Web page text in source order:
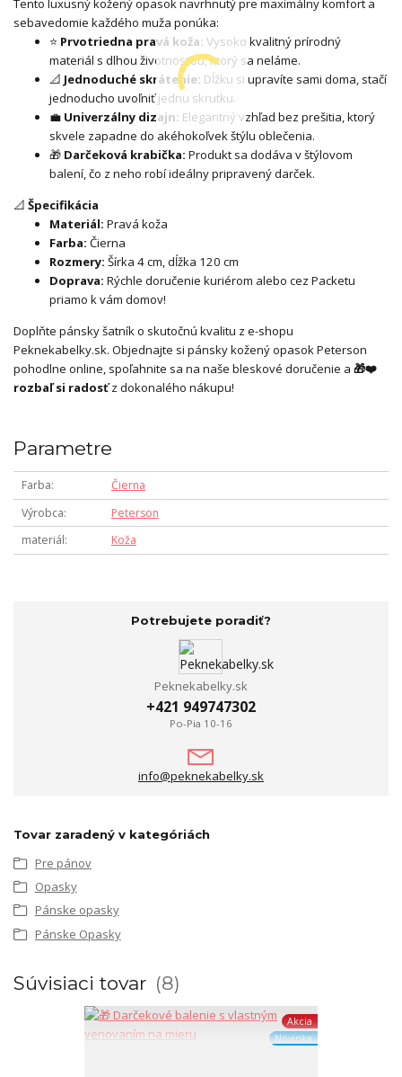
Tento luxusný kožený opasok navrhnutý pre maximálny komfort a
sebavedomie každého muža ponúka:
⭐ Prvotriedna pravá koža: Vysoko kvalitný prírodný
materiál s dlhou životnosťou, ktorý sa neláme.
📐 Jednoduché skrátenie: Dĺžku si upravíte sami doma, stačí
jednoducho uvoľniť jednu skrutku.
💼 Univerzálny dizajn: Elegantný vzhľad bez prešitia, ktorý
skvele zapadne do akéhokoľvek štýlu oblečenia.
🎁 Darčeková krabička: Produkt sa dodáva v štýlovom
balení, čo z neho robí ideálny pripravený darček.
📐 Špecifikácia
Materiál: Pravá koža
Farba: Čierna
Rozmery: Šírka 4 cm, dĺžka 120 cm
Doprava: Rýchle doručenie kuriérom alebo cez Packetu
priamo k vám domov!
Doplňte pánsky šatník o skutočnú kvalitu z e-shopu
Peknekabelky.sk. Objednajte si pánsky kožený opasok Peterson
pohodlne online, spoľahnite sa na naše bleskové doručenie a 🎁❤️
rozbaľ si radosťz dokonalého nákupu!
Parametre
Farba
Čierna
Výrobca
Peterson
materiál
Koža
Potrebujete poradiť?
Peknekabelky.sk
+421 949747302
Po-Pia 10-16
info@peknekabelky.sk
Tovar zaradený v kategóriách
Pre pánov
Opasky
Pánske opasky
Pánske Opasky
Súvisiaci tovar 8
Akcia
Novinka